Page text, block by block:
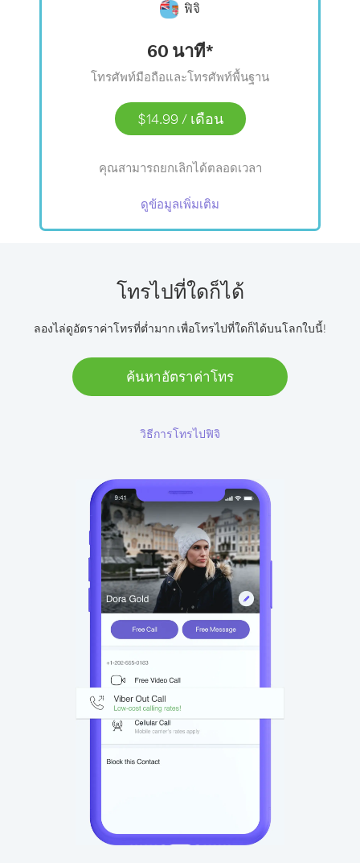
ฟิจิ
60 นาที*
โทรศัพท์มือถือและโทรศัพท์พื้นฐาน
$14.99 / เดือน
คุณสามารถยกเลิกได้ตลอดเวลา
ดูข้อมูลเพิ่มเติม
โทรไปที่ใดก็ได้
ลองไล่ดูอัตราค่าโทรที่ต่ำมาก เพื่อโทรไปที่ใดก็ได้บนโลกใบนี้!
ค้นหาอัตราค่าโทร
วิธีการโทรไปฟิจิ